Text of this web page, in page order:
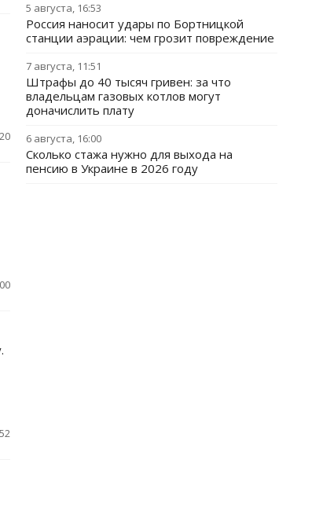
5 августа, 16:53
Россия наносит удары по Бортницкой
станции аэрации: чем грозит повреждение
7 августа, 11:51
Штрафы до 40 тысяч гривен: за что
владельцам газовых котлов могут
доначислить плату
6 августа, 16:00
Сколько стажа нужно для выхода на
пенсию в Украине в 2026 году